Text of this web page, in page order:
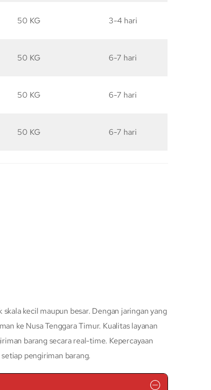
50 KG 3-4 hari
50 KG 6-7 hari
50 KG 6-7 hari
50 KG 6-7 hari
kecil maupun besar. Dengan jaringan yang
ke Nusa Tenggara Timur. Kualitas layanan
barang secara real-time. Kepercayaan
pengiriman barang.